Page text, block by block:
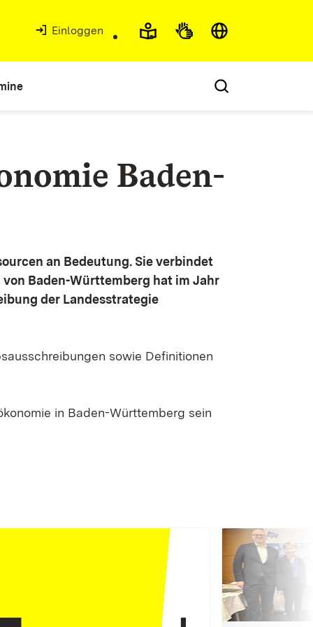
Einloggen
Baden-
an Bedeutung. Sie verbindet
Baden-Württemberg hat im Jahr
der Landesstrategie
sowie Definitionen
in Baden-Württemberg sein